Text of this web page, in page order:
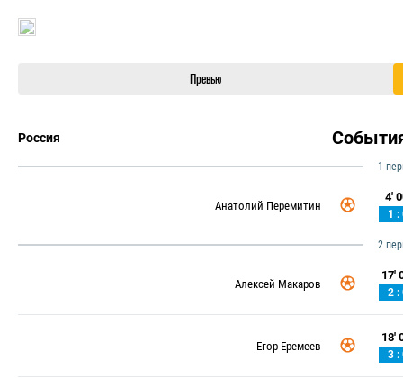
Превью
Россия
1
Анатолий Перемитин
4'
1 :
2
Алексей Макаров
17'
2 :
Егор Еремеев
18'
3 :